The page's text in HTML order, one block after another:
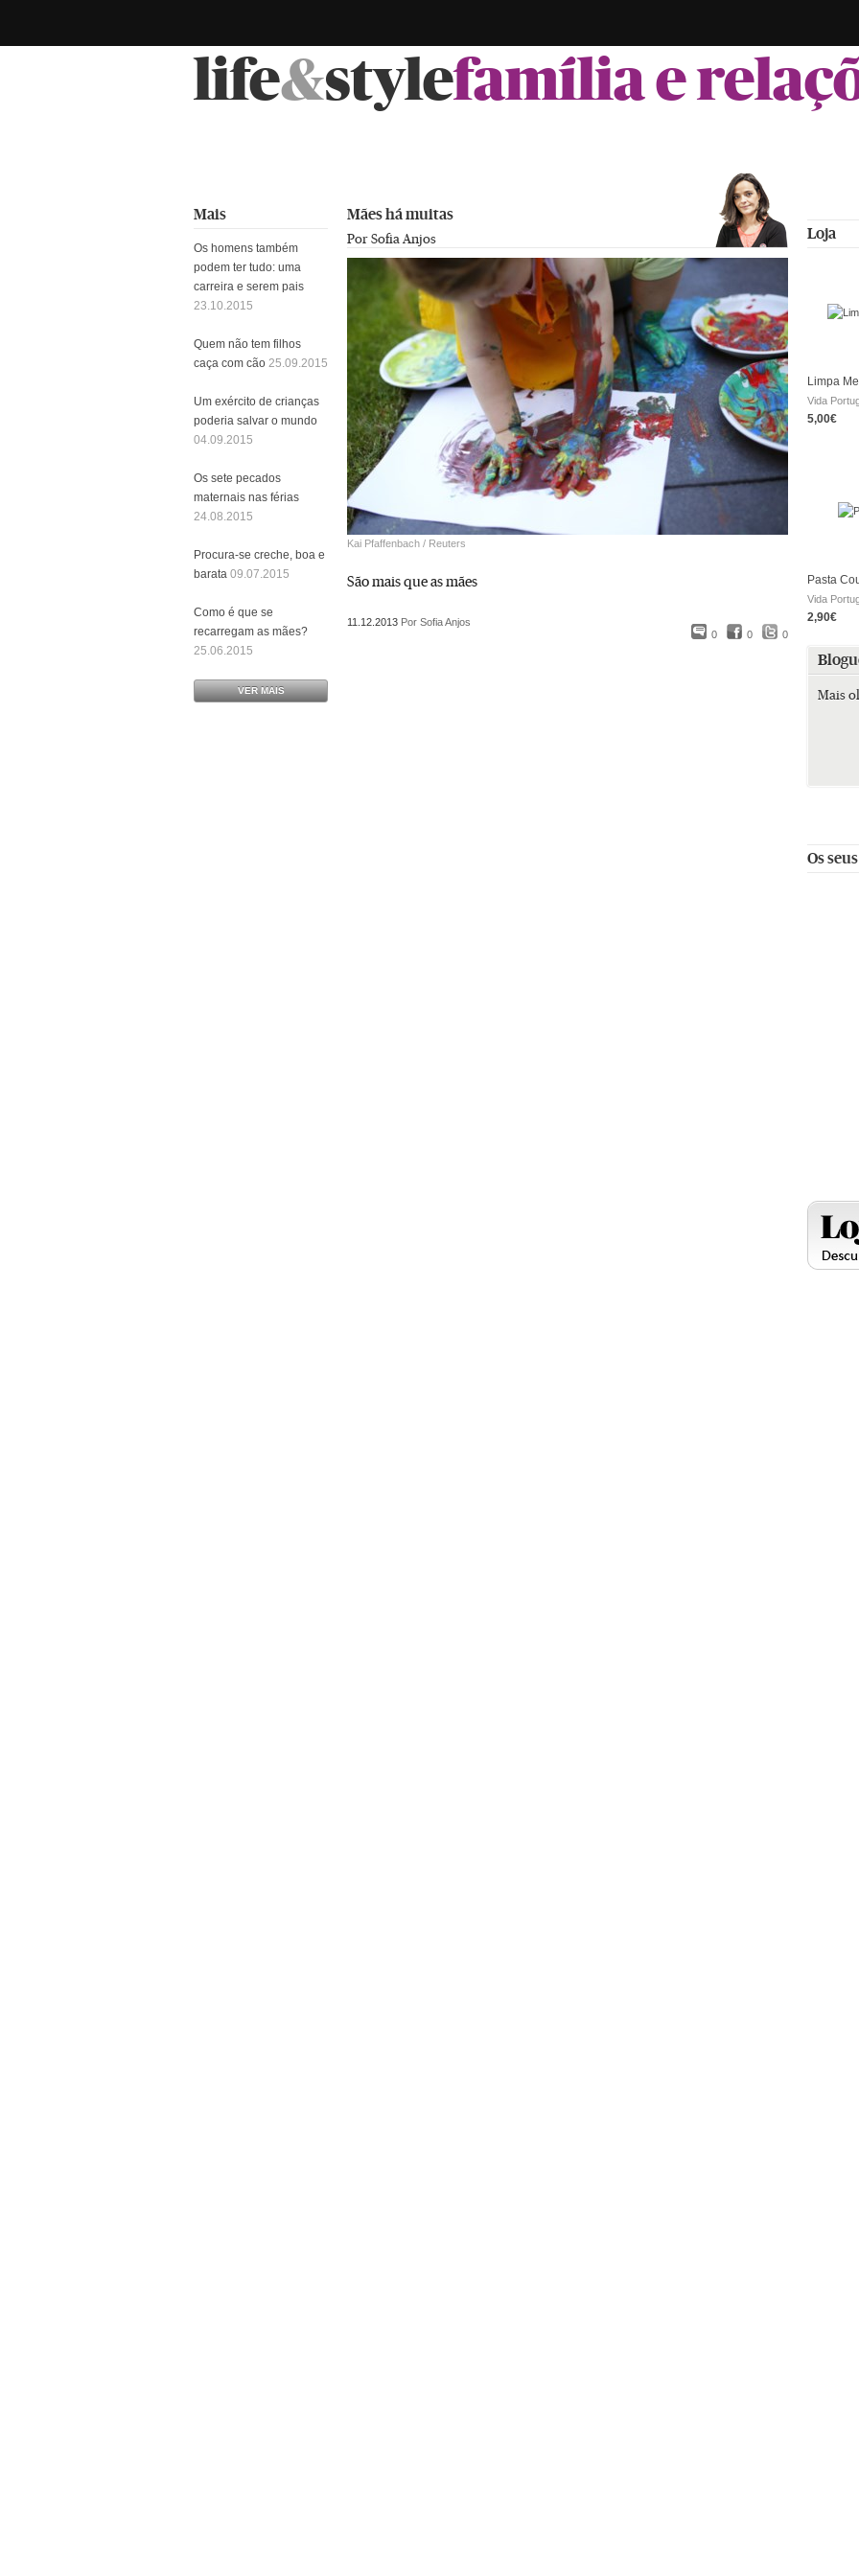
life&stylefamília e
Mães há muitas
Por Sofia Anjos
Kai Pfaffenbach / Reuters
São mais que as mães
0 0 0
11.12.2013 Por Sofia Anjos
Mais
Os homens também
podem ter tudo: uma
carreira e serem pais
23.10.2015
Quem não tem filhos
caça com cão 25.09.2015
Um exército de crianças
poderia salvar o mundo
04.09.2015
Os sete pecados
maternais nas férias
24.08.2015
Procura-se creche, boa e
barata 09.07.2015
Como é que se
recarregam as mães?
25.06.2015
VER MAIS
Loja
Limpa
Vida
5,00€
Pasta
Vida
2,90€
Mais
Os